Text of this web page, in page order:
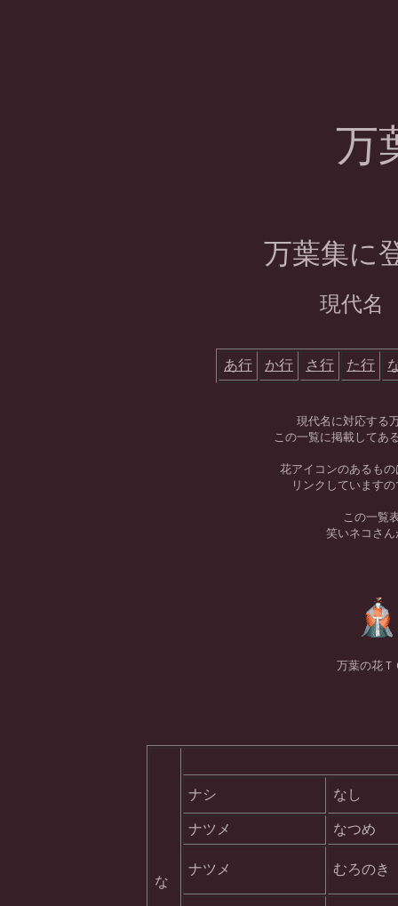
万
万葉集に
現代
あ行 か行 さ行 た行
現代名に対応する
この一覧に掲載してあ
花アイコンのあるも
リンクしています
この一覧
笑いネコさ
万葉の花Ｔ
な
ナシ なし
ナツメ なつめ
ナツメ むろのき